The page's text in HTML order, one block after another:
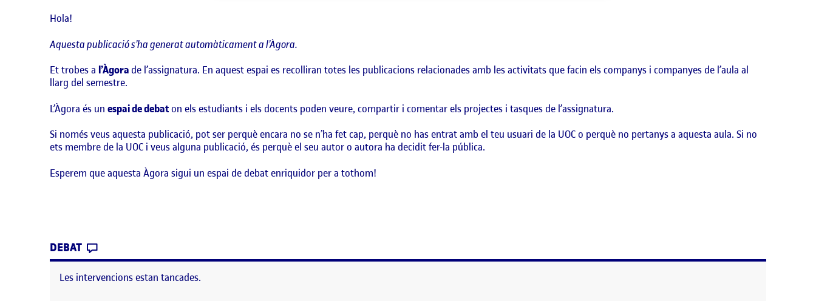
Hola!
Aquesta publicació s’ha generat automàticament a l’Àgora.
Et trobes a l’Àgora de l’assignatura. En aquest espai es recolliran totes les publicacions relacionades amb les activitats que facin els companys i companyes de l’aula al
llarg del semestre.
L’Àgora és un espai de debaton els estudiants i els docents poden veure, compartir i comentar els projectes i tasques de l’assignatura.
Si només veus aquesta publicació, pot ser perquè encara no se n’ha fet cap, perquè no has entrat amb el teu usuari de la UOC o perquè no pertanys a aquesta aula. Si no
ets membre de la UOC i veus alguna publicació, és perquè el seu autor o autora ha decidit fer-la pública.
Esperem que aquesta Àgora sigui un espai de debat enriquidor per a tothom!
DEBAT
Les intervencions estan tancades.